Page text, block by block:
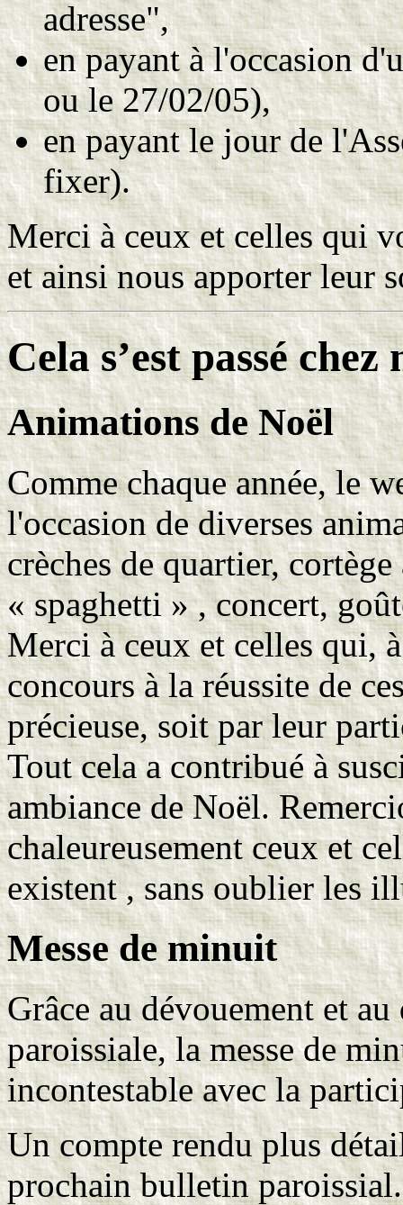
adresse",
en payant à l'occasion
ou le 27/02/05),
en payant le jour de
fixer).
Merci à ceux et celles qui
et ainsi nous apporter leur
Cela s’est passé
Animations de Noël
Comme chaque année, le
l'occasion de diverses
crèches de quartier,
« spaghetti » , concert,
Merci à ceux et celles qui,
concours à la réussite de
précieuse, soit par leur
Tout cela a contribué à
ambiance de Noël.
chaleureusement ceux et
existent , sans oublier les
Messe de minuit
Grâce au dévouement et
paroissiale, la messe de
incontestable avec la
Un compte rendu plus
prochain bulletin paroissial.